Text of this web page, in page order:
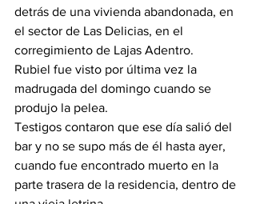
detrás de una vivienda abandonada, en
el sector de Las Delicias, en el
corregimiento de Lajas Adentro.
Rubiel fue visto por última vez la
madrugada del domingo cuando se
produjo la pelea.
Testigos contaron que ese día salió del
bar y no se supo más de él hasta ayer,
cuando fue encontrado muerto en la
parte trasera de la residencia, dentro de